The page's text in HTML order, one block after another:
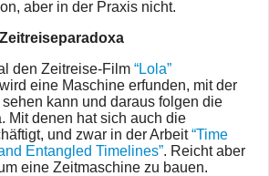
aber in der Praxis nicht.
den Zeitreise-Film “Lola”
eine Maschine erfunden, mit der
kann und daraus folgen die
Mit denen hat sich auch die
und zwar in der Arbeit“Time
Entangled Timelines”. Reicht aber
eine Zeitmaschine zu bauen.